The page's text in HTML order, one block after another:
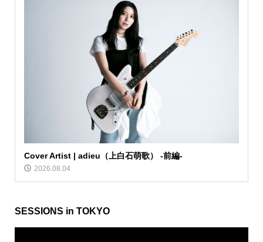
Cover Artist | adieu（上白石萌歌） -前編-
2026.08.04
SESSIONS in TOKYO